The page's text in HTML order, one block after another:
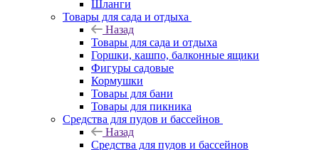
Шланги
Товары для сада и отдыха
Назад
Товары для сада и отдыха
Горшки, кашпо, балконные ящики
Фигуры садовые
Кормушки
Товары для бани
Товары для пикника
Средства для пудов и бассейнов
Назад
Средства для пудов и бассейнов